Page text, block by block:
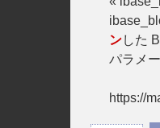
ンした
パラメ
https://